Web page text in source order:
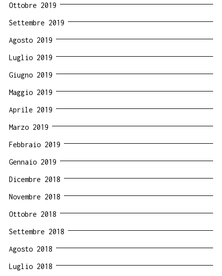
Ottobre 2019
Settembre 2019
Agosto 2019
Luglio 2019
Giugno 2019
Maggio 2019
Aprile 2019
Marzo 2019
Febbraio 2019
Gennaio 2019
Dicembre 2018
Novembre 2018
Ottobre 2018
Settembre 2018
Agosto 2018
Luglio 2018